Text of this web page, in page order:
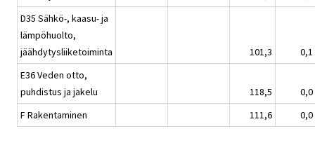
D35 Sähkö-, kaasu- ja
lämpöhuolto,
jäähdytysliiketoiminta
101,3
0,1
E36 Veden otto,
puhdistus ja jakelu
118,5
0,0
F Rakentaminen
111,6 0,0